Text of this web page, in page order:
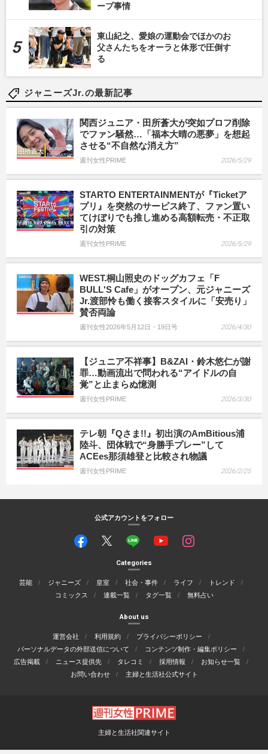
ープ事情
東山紀之、愛娘の運動会でほかのお
父さんたちをオーラと体形で圧倒す
る
ジャニーズJr.の最新記事
関西ジュニア・田所蒼大が突如プロフ削除
でファン騒然…「福本大晴の悪夢」を想起
させる“不自然な消え方”
週刊女性PRIME 2026/5/29
STARTO ENTERTAINMENTが『Ticketア
プリ』を突然のサービス終了、ファン置い
てけぼりでも推し進める高額転売・不正取
引の対策
週刊女性PRIME 2026/5/29
WEST.桐山照史のドッグカフェ「F
BULL'S Cafe」がオープン、元ジャニーズ
Jr.渡部怜も働く接客スタイルに「安売り」
賛否両論
週刊女性2026年5月12日・19日号 2026/4/30
【ジュニア不祥事】B&ZAI・鈴木悠仁が謝
罪…動画流出で問われる“アイドルの自
覚”と止まらぬ憶測
週刊女性PRIME 2026/3/30
テレ朝『Qさま!!』初出演のAmBitious浦
陸斗、団体戦で“身勝手プレー”して
ACEes那須雄登と比較され物議
週刊女性PRIME 2026/2/25
公式アカウントをフォロー
Categories
芸能 ジャニーズ 皇室 社会・事件 ライフ
トレンド
コミックス
連載一覧 タグ一覧 無料占い
About us
運営会社 利用規約
プライバシーポリシー
パーソナルデータの外部送信について
コンテンツ制作・編集ポリシー
広告掲載
ニュース提供先 タレコミ 採用情報
お知らせ一覧
お問い合わせ
主婦と生活社公式サイト
主婦と生活社関連サイト